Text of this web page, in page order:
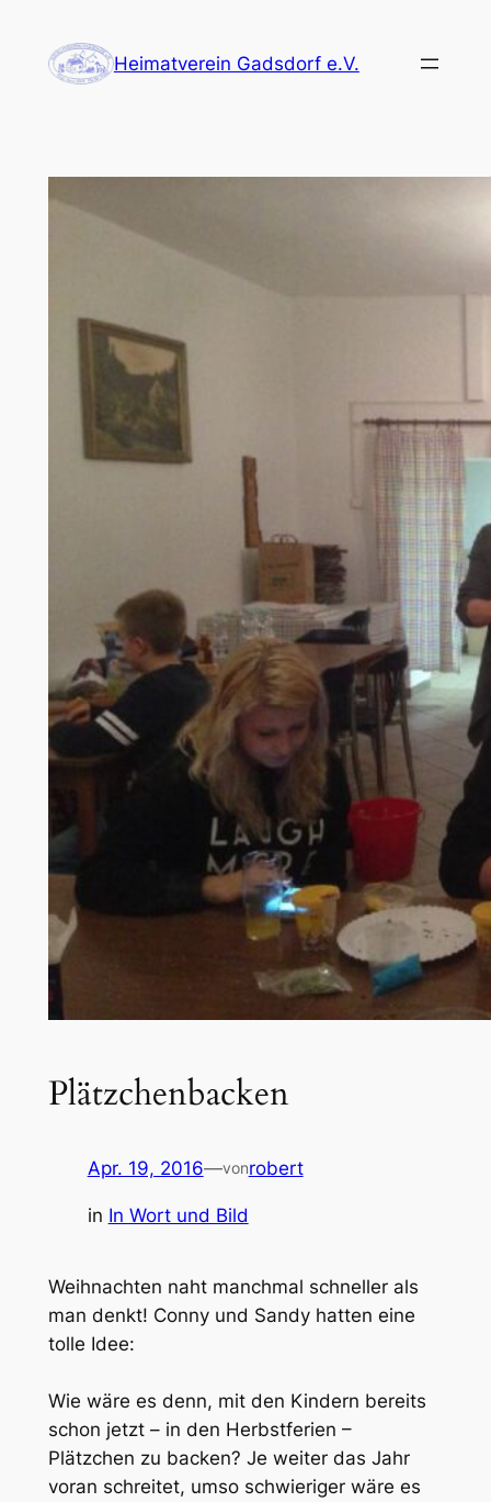
Inhalt
springen
Heimatverein Gadsdorf e.V.
Plätzchenbacken
Apr. 19, 2016—vonrobert
in In Wort und Bild
Weihnachten naht manchmal schneller als
man denkt! Conny und Sandy hatten eine
tolle Idee:
Wie wäre es denn, mit den Kindern bereits
schon jetzt – in den Herbstferien –
Plätzchen zu backen? Je weiter das Jahr
voran schreitet, umso schwieriger wäre es